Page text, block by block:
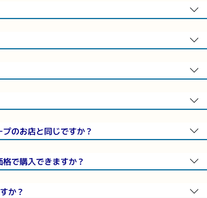
のお店と同じですか？
で購入できますか？
か？